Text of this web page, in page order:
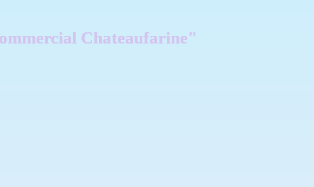
Chateaufarine"